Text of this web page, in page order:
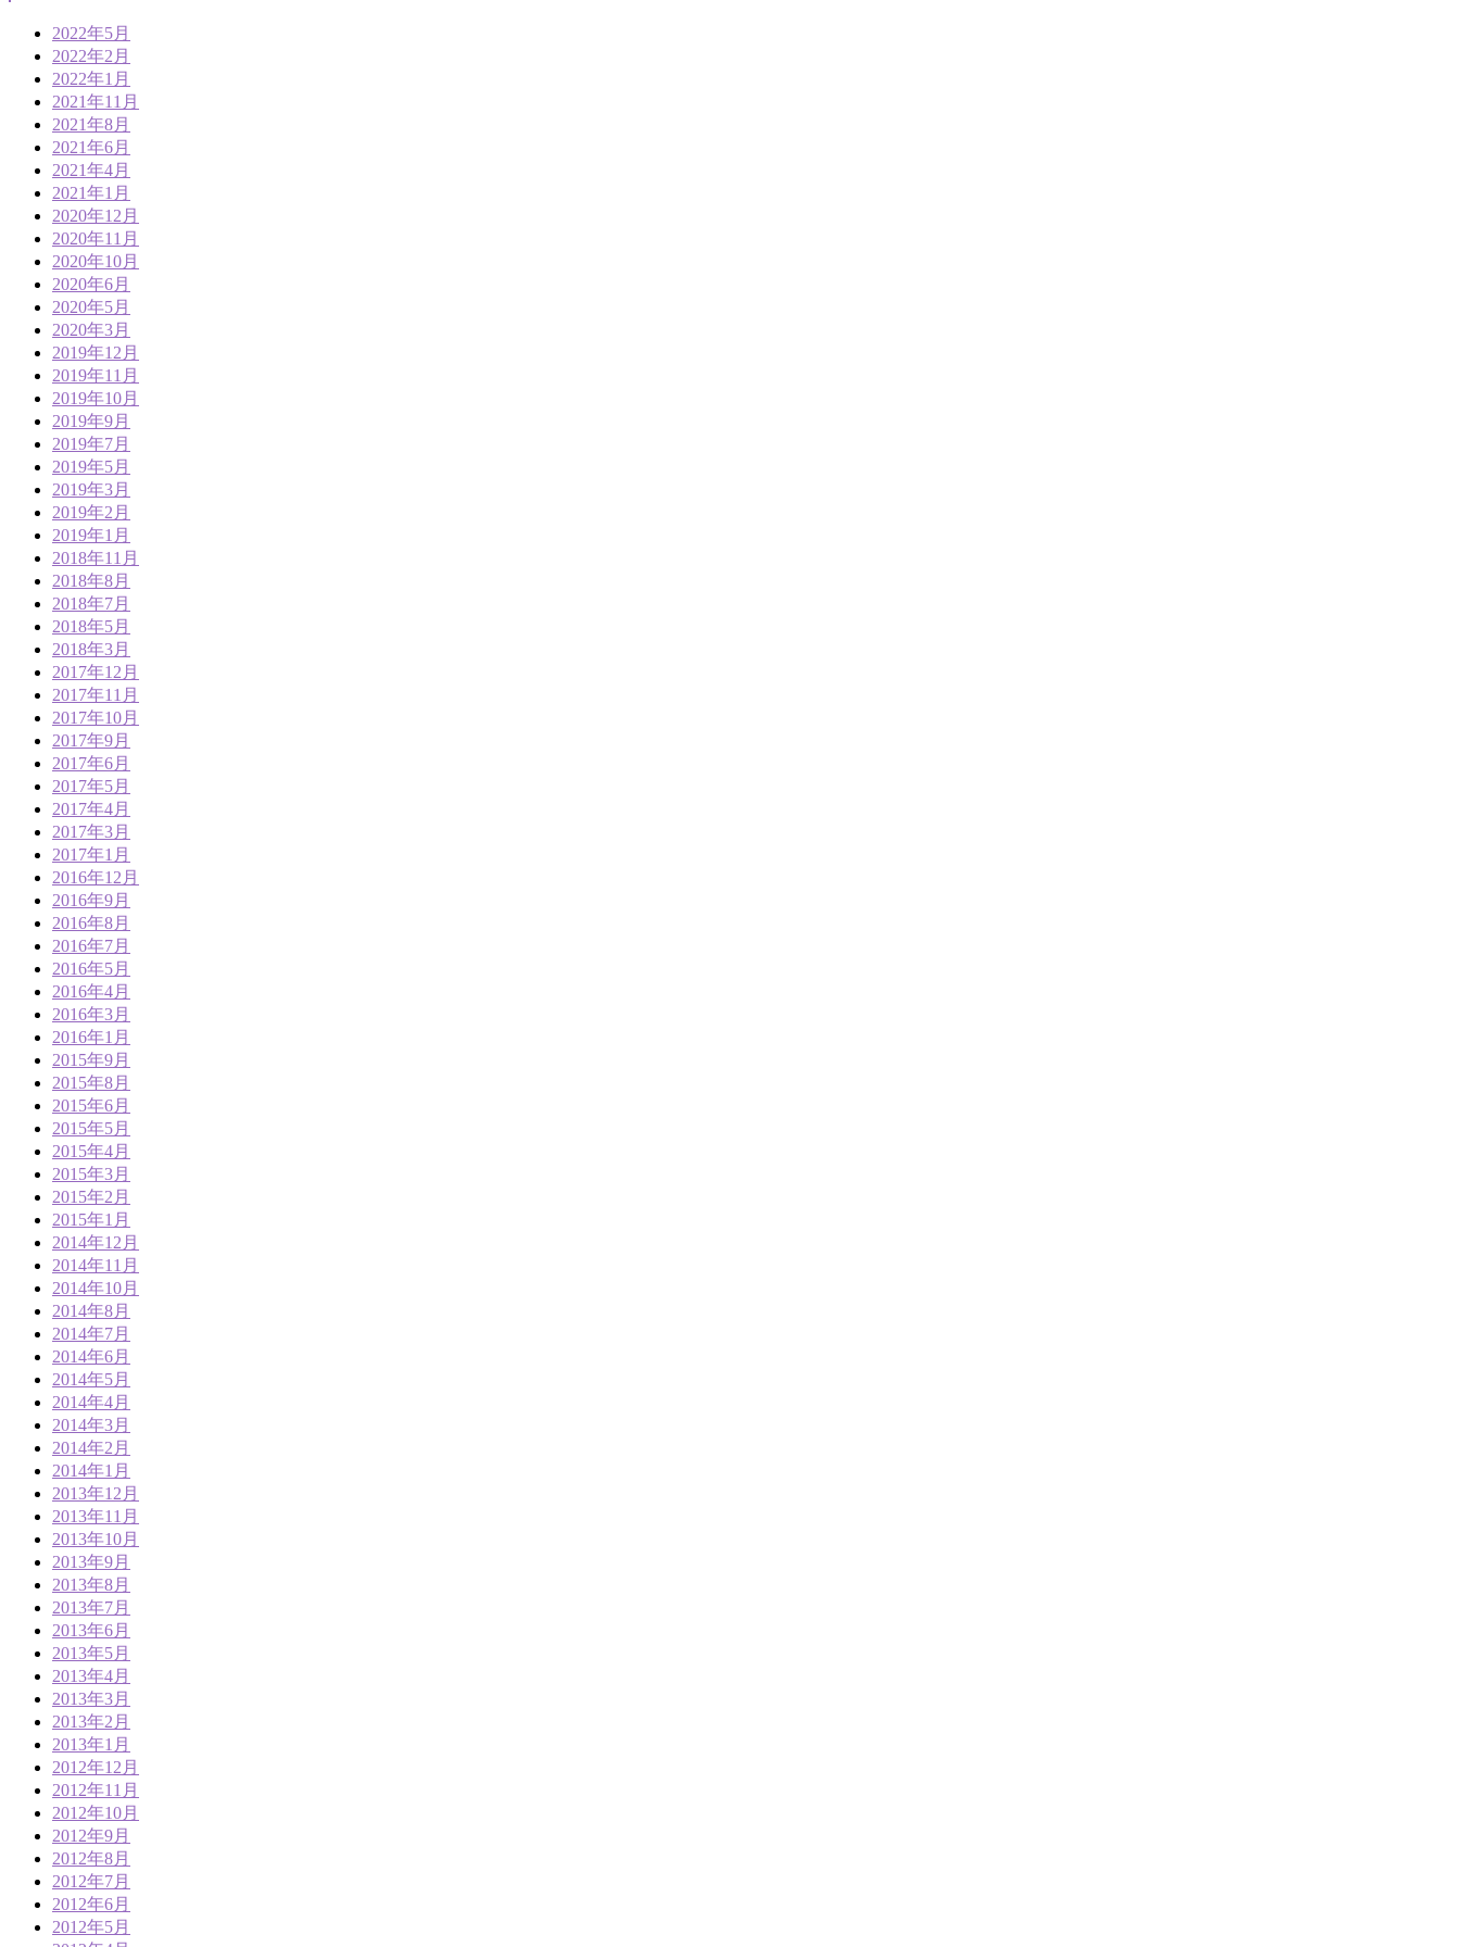
2022年5月
2022年2月
2022年1月
2021年11月
2021年8月
2021年6月
2021年4月
2021年1月
2020年12月
2020年11月
2020年10月
2020年6月
2020年5月
2020年3月
2019年12月
2019年11月
2019年10月
2019年9月
2019年7月
2019年5月
2019年3月
2019年2月
2019年1月
2018年11月
2018年8月
2018年7月
2018年5月
2018年3月
2017年12月
2017年11月
2017年10月
2017年9月
2017年6月
2017年5月
2017年4月
2017年3月
2017年1月
2016年12月
2016年9月
2016年8月
2016年7月
2016年5月
2016年4月
2016年3月
2016年1月
2015年9月
2015年8月
2015年6月
2015年5月
2015年4月
2015年3月
2015年2月
2015年1月
2014年12月
2014年11月
2014年10月
2014年8月
2014年7月
2014年6月
2014年5月
2014年4月
2014年3月
2014年2月
2014年1月
2013年12月
2013年11月
2013年10月
2013年9月
2013年8月
2013年7月
2013年6月
2013年5月
2013年4月
2013年3月
2013年2月
2013年1月
2012年12月
2012年11月
2012年10月
2012年9月
2012年8月
2012年7月
2012年6月
2012年5月